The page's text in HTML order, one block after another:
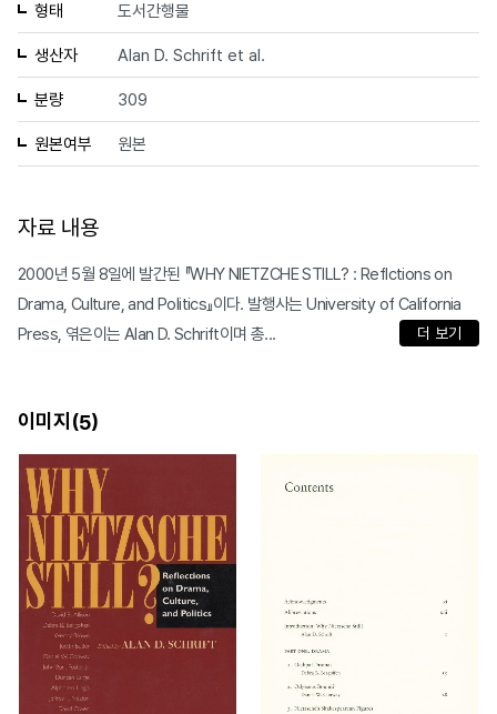
형태 도서간행물
생산자 Alan D. Schrift et al.
분량 309
원본여부 원본
자료 내용
2000년 5월 8일에 발간된 『WHY NIETZCHE STILL? : Reflctions on
Drama, Culture, and Politics』이다. 발행사는 University of California
Press, 엮은이는 Alan D. Schrift이며 총...
더 보기
이미지(5)